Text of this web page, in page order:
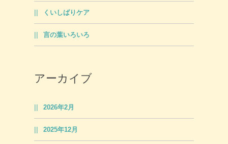
くいしばりケア
言の葉いろいろ
アーカイブ
2026年2月
2025年12月